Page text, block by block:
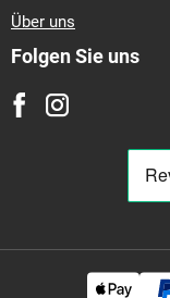
Über uns
Folgen Sie uns